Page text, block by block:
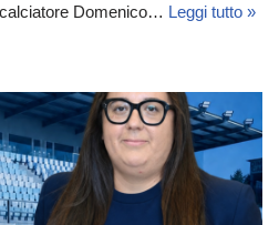
Domenico… Leggi tutto »